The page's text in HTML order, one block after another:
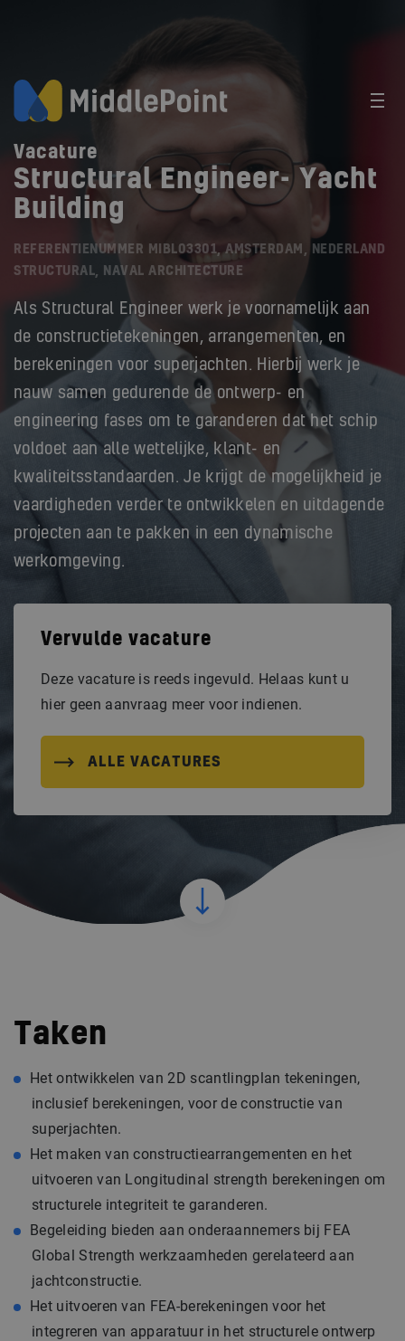
Vacature
Structural Engineer- Yacht
Building
REFERENTIENUMMER MIBL03301, AMSTERDAM, NEDERLAND
STRUCTURAL, NAVAL ARCHITECTURE
Als Structural Engineer werk je voornamelijk aan
de constructietekeningen, arrangementen, en
berekeningen voor superjachten. Hierbij werk je
nauw samen gedurende de ontwerp- en
engineering fases om te garanderen dat het schip
voldoet aan alle wettelijke, klant- en
kwaliteitsstandaarden. Je krijgt de mogelijkheid je
vaardigheden verder te ontwikkelen en uitdagende
projecten aan te pakken in een dynamische
werkomgeving.
Vervulde vacature
Deze vacature is reeds ingevuld. Helaas kunt u
hier geen aanvraag meer voor indienen.
ALLE VACATURES
Taken
Het ontwikkelen van 2D scantlingplan tekeningen,
inclusief berekeningen, voor de constructie van
superjachten.
Het maken van constructiearrangementen en het
uitvoeren van Longitudinal strength berekeningen om
structurele integriteit te garanderen.
Begeleiding bieden aan onderaannemers bij FEA
Global Strength werkzaamheden gerelateerd aan
jachtconstructie.
Het uitvoeren van FEA-berekeningen voor het
integreren van apparatuur in het structurele ontwerp